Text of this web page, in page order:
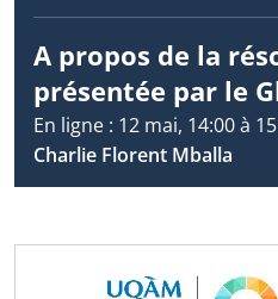
A propos de la
présentée par le
En ligne : 12 mai, 14:00 à
Charlie Florent Mballa